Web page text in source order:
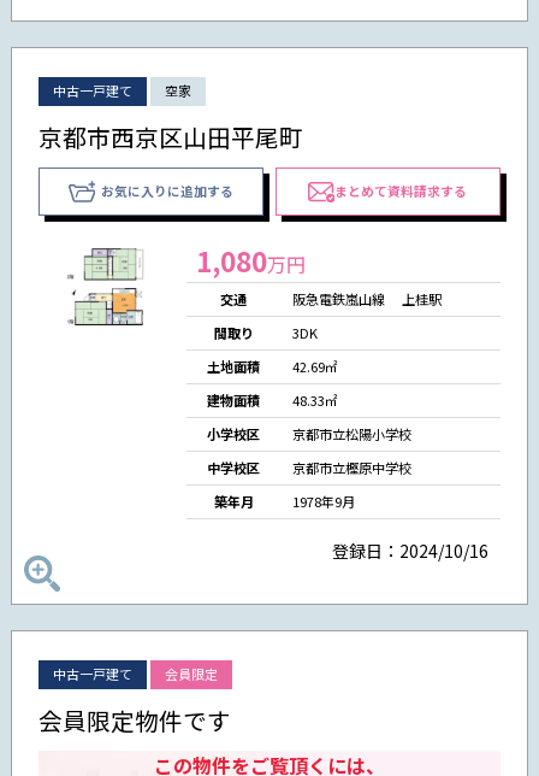
中古一戸建て 空家
京都市西京区山田平尾町
お気に入りに追加する まとめて資料請求する
1,080万円
交通
阪急電鉄嵐山線 上桂駅
間取り
3DK
土地面積
42.69㎡
建物面積
48.33㎡
小学校区
京都市立松陽小学校
中学校区
京都市立樫原中学校
築年月
1978年9月
登録日：2024/10/16
中古一戸建て 会員限定
会員限定物件です
この物件をご覧頂くには、